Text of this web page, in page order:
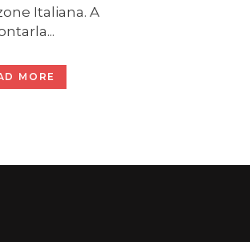
Italiana. A
MORE